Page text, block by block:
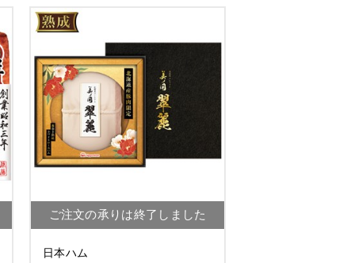
ご注文の承りは終了しました
日本ハム